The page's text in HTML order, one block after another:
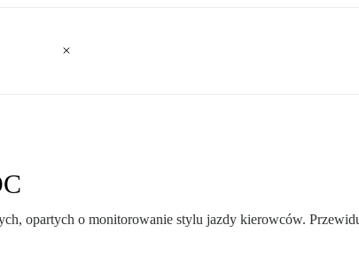
opartych o monitorowanie stylu jazdy kierowców.